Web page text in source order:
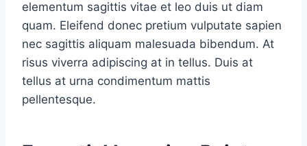
elementum sagittis vitae et leo duis ut diam
quam. Eleifend donec pretium vulputate sapien
nec sagittis aliquam malesuada bibendum. At
risus viverra adipiscing at in tellus. Duis at
tellus at urna condimentum mattis
pellentesque.